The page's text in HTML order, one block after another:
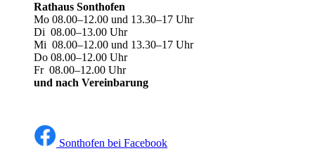
Rathaus Sonthofen
Mo 08.00–12.00 und 13.30–17 Uhr
Di 08.00–13.00 Uhr
Mi 08.00–12.00 und 13.30–17 Uhr
Do 08.00–12.00 Uhr
Fr 08.00–12.00 Uhr
und nach Vereinbarung
Sonthofen bei Facebook